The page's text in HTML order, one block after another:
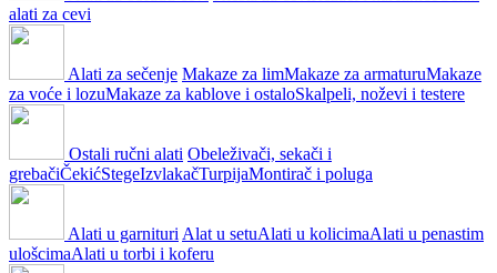
alati za cevi
Alati za sečenje Makaze za limMakaze za armaturuMakaze
za voće i lozuMakaze za kablove i ostaloSkalpeli, noževi i testere
Ostali ručni alati Obeleživači, sekači i
grebačiČekićStegeIzvlakačTurpijaMontirač i poluga
Alati u garnituri Alat u setuAlati u kolicimaAlati u penastim
ulošcimaAlati u torbi i koferu